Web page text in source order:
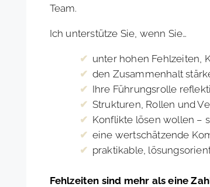
Team.
Ich unterstütze Sie, wenn Sie…
unter hohen Fehlzeiten,
den Zusammenhalt
Ihre Führungsrolle
Strukturen, Rollen und
Konflikte lösen wollen –
eine wertschätzende
praktikable,
Fehlzeiten sind mehr als eine